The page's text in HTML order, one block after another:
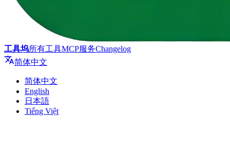
工具坞所有工具MCP服务Changelog
简体中文
简体中文
English
日本語
Tiếng Việt